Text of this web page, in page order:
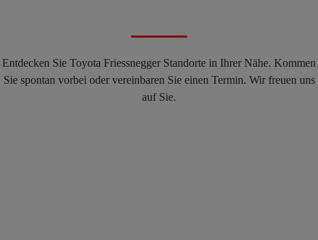
Entdecken Sie Toyota Friessnegger Standorte in Ihrer Nähe. Kommen
Sie spontan vorbei oder vereinbaren Sie einen Termin. Wir freuen uns
auf Sie.